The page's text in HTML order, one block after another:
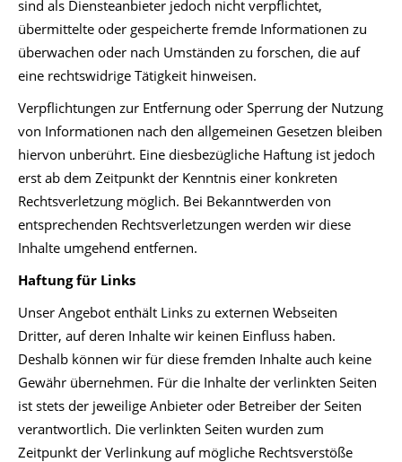
sind als Diensteanbieter jedoch nicht verpflichtet,
übermittelte oder gespeicherte fremde Informationen zu
überwachen oder nach Umständen zu forschen, die auf
eine rechtswidrige Tätigkeit hinweisen.
Verpflichtungen zur Entfernung oder Sperrung der Nutzung
von Informationen nach den allgemeinen Gesetzen bleiben
hiervon unberührt. Eine diesbezügliche Haftung ist jedoch
erst ab dem Zeitpunkt der Kenntnis einer konkreten
Rechtsverletzung möglich. Bei Bekanntwerden von
entsprechenden Rechtsverletzungen werden wir diese
Inhalte umgehend entfernen.
Haftung für Links
Unser Angebot enthält Links zu externen Webseiten
Dritter, auf deren Inhalte wir keinen Einfluss haben.
Deshalb können wir für diese fremden Inhalte auch keine
Gewähr übernehmen. Für die Inhalte der verlinkten Seiten
ist stets der jeweilige Anbieter oder Betreiber der Seiten
verantwortlich. Die verlinkten Seiten wurden zum
Zeitpunkt der Verlinkung auf mögliche Rechtsverstöße